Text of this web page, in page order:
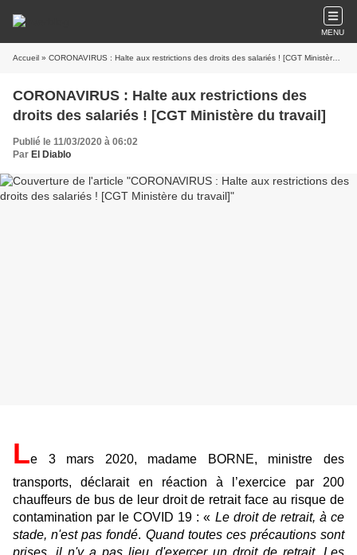
MENU
Accueil » CORONAVIRUS : Halte aux restrictions des droits des salariés ! [CGT Ministère du travail]
CORONAVIRUS : Halte aux restrictions des
droits des salariés ! [CGT Ministère du travail]
Publié le 11/03/2020 à 06:02
Par El Diablo
Le 3 mars 2020, madame BORNE, ministre des
transports, déclarait en réaction à l’exercice par 200
chauffeurs de bus de leur droit de retrait face au risque de
contamination par le COVID 19 : « Le droit de retrait, à ce
stade, n'est pas fondé. Quand toutes ces précautions sont